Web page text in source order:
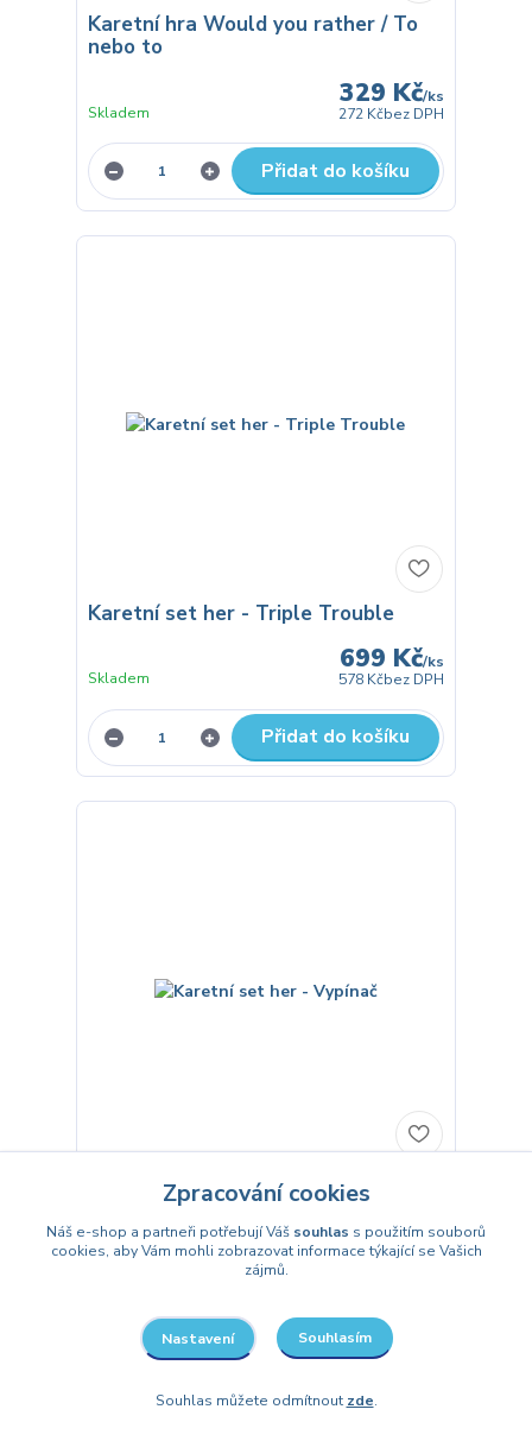
Karetní hra Would you rather / To
nebo to
329 Kč/ks
272 Kčbez DPH
Skladem
Přidat do košíku
Karetní set her - Triple Trouble
699 Kč/ks
578 Kčbez DPH
Skladem
Přidat do košíku
Karetní set her - Vypínač
999 Kč ks
826 Kčbez DPH
Skladem
Zpracování cookies
Náš e-shop a partneři potřebují Váš souhlas s použitím souborů
cookies, aby Vám mohli zobrazovat informace týkající se Vašich
zájmů.
Nastavení Souhlasím
Souhlas můžete odmítnout zde.